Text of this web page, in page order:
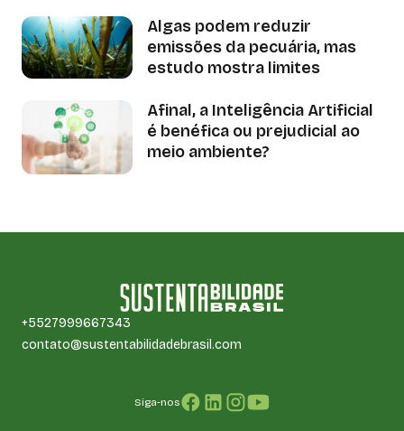
Algas podem reduzir
emissões da pecuária, mas
estudo mostra limites
Afinal, a Inteligência Artificial
é benéfica ou prejudicial ao
meio ambiente?
+5527999667343
contato@sustentabilidadebrasil.com
Siga-nos